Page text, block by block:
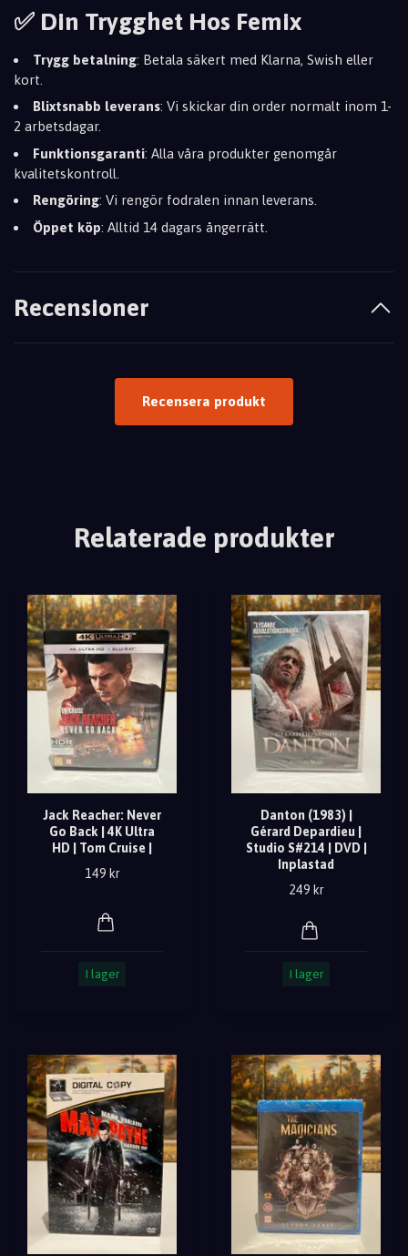
✅ Din Trygghet Hos Femix
Trygg betalning: Betala säkert med Klarna, Swish eller
kort.
Blixtsnabb leverans: Vi skickar din order normalt inom 1-
2 arbetsdagar.
Funktionsgaranti: Alla våra produkter genomgår
kvalitetskontroll.
Rengöring: Vi rengör fodralen innan leverans.
Öppet köp: Alltid 14 dagars ångerrätt.
Recensioner
Recensera produkt
Relaterade produkter
Jack Reacher: Never
Go Back | 4K Ultra
HD | Tom Cruise |
149 kr
I lager
Danton (1983) |
Gérard Depardieu |
Studio S#214 | DVD |
Inplastad
249 kr
I lager